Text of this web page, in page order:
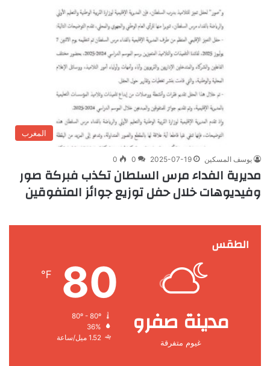
المغرب
يوسف المسكين 2025-07-19
0
0
مديرية الفداء مرس السلطان تكذب فبركة صور
وفيديوهات خلال حفل توزيع جوائز المتفوقين
الطقس
مدينة صفرو
غيوم متفرقة
80
℉
36%
1.52 ميل/ساعة